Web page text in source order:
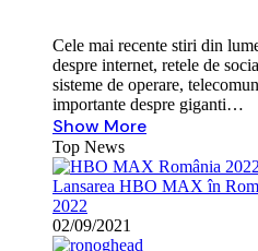
Cele mai recente stiri din
despre internet, retele de
sisteme de operare,
importante despre giganti…
Show More
Top News
Lansarea HBO MAX în
2022
02/09/2021